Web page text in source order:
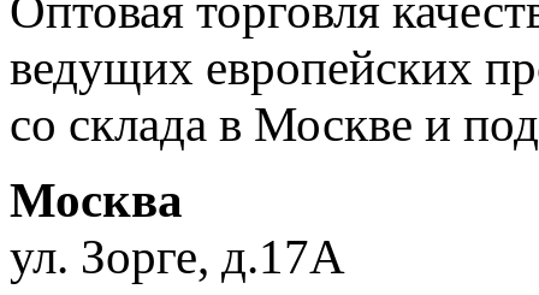
Оптовая торговля
ведущих европейских
со склада в Москве и под
Москва
ул. Зорге, д.17А